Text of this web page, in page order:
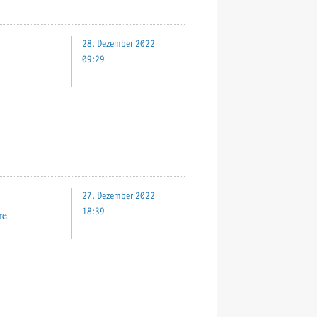
28. Dezember 2022
09:29
27. Dezember 2022
18:39